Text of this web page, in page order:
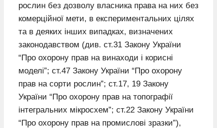
рослин без дозволу власника права на них без
комерційної мети, в експериментальних цілях
та в деяких інших випадках, визначених
законодавством (див. ст.31 Закону України
“Про охорону прав на винаходи і корисні
моделі”; ст.47 Закону України “Про охорону
прав на сорти рослин”; ст.17, 19 Закону
України “Про охорону прав на топографії
інтегральних мікросхем”; ст.22 Закону України
“Про охорону прав на промислові зразки”),